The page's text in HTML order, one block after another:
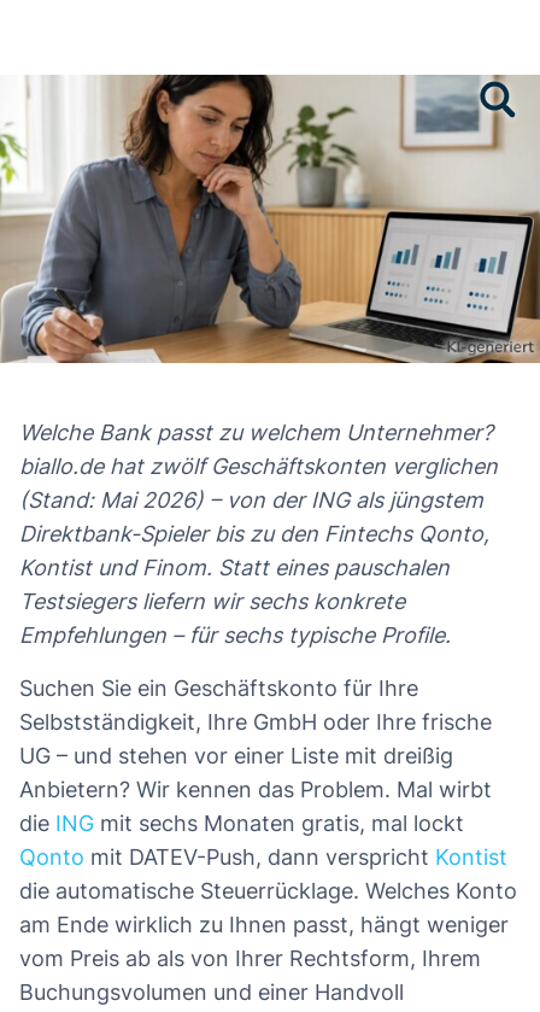
Welche Bank passt zu welchem Unternehmer?
biallo.de hat zwölf Geschäftskonten verglichen
(Stand: Mai 2026) – von der ING als jüngstem
Direktbank-Spieler bis zu den Fintechs Qonto,
Kontist und Finom. Statt eines pauschalen
Testsiegers liefern wir sechs konkrete
Empfehlungen – für sechs typische Profile.
Suchen Sie ein Geschäftskonto für Ihre
Selbstständigkeit, Ihre GmbH oder Ihre frische
UG – und stehen vor einer Liste mit dreißig
Anbietern? Wir kennen das Problem. Mal wirbt
die ING mit sechs Monaten gratis, mal lockt
Qonto mit DATEV-Push, dann verspricht Kontist
die automatische Steuerrücklage. Welches Konto
am Ende wirklich zu Ihnen passt, hängt weniger
vom Preis ab als von Ihrer Rechtsform, Ihrem
Buchungsvolumen und einer Handvoll